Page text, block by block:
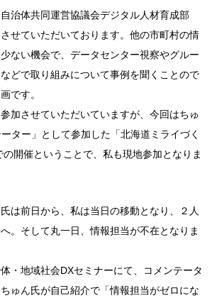
治体共同運営協議会デジタル人材育成部
せていただいております。他の市町村の情
ない機会で、データセンター視察やグルー
どで取り組みについて事例を聞くことので
です。
加させていただいていますが、今回はちゅ
ター」として参加した「北海道ミライづく
開催ということで、私も現地参加となりま
は前日から、私は当日の移動となり、２人
。そして丸一日、情報担当が不在となりま
・地域社会DXセミナーにて、コメンテータ
ゅん氏が自己紹介で「情報担当がゼロにな